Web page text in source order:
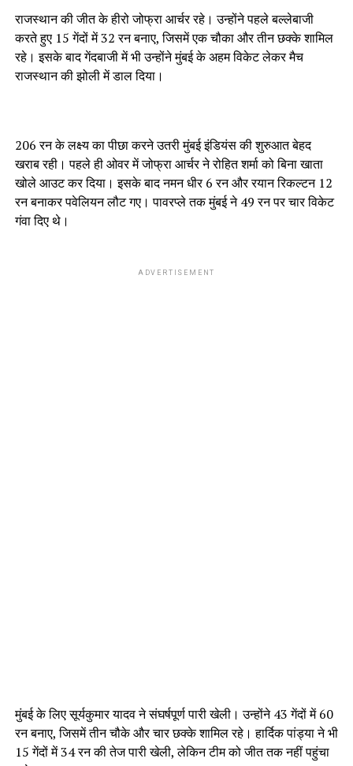
राजस्थान की जीत के हीरो जोफ्रा आर्चर रहे। उन्होंने पहले बल्लेबाजी
करते हुए 15 गेंदों में 32 रन बनाए, जिसमें एक चौका और तीन छक्के शामिल
रहे। इसके बाद गेंदबाजी में भी उन्होंने मुंबई के अहम विकेट लेकर मैच
राजस्थान की झोली में डाल दिया।
206 रन के लक्ष्य का पीछा करने उतरी मुंबई इंडियंस की शुरुआत बेहद
खराब रही। पहले ही ओवर में जोफ्रा आर्चर ने रोहित शर्मा को बिना खाता
खोले आउट कर दिया। इसके बाद नमन धीर 6 रन और रयान रिकल्टन 12
रन बनाकर पवेलियन लौट गए। पावरप्ले तक मुंबई ने 49 रन पर चार विकेट
गंवा दिए थे।
ADVERTISEMENT
मुंबई के लिए सूर्यकुमार यादव ने संघर्षपूर्ण पारी खेली। उन्होंने 43 गेंदों में 60
रन बनाए, जिसमें तीन चौके और चार छक्के शामिल रहे। हार्दिक पांड्या ने भी
15 गेंदों में 34 रन की तेज पारी खेली, लेकिन टीम को जीत तक नहीं पहुंचा